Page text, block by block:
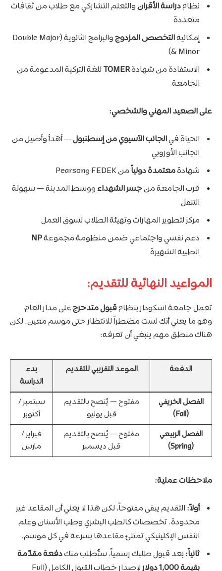
نظامدراسة الأقرانوالتعلم التشاركي مع طلاب من ثقافات
متعددة
إمكانيةالتخصص المزدوج
والبرامج الثانوية (Double Major
& Minor)
الاستفادة من شهادةTOMER للغة التركية المدعومة من
الجامعة
على الصعيد المهني والشخصي:
الحياة فيالجانب الآسيوي من إسطنبول— أهدأ وأصيل من
الجانب الأوروبي
شهادةمعتمدة دولياً من FEDEK وPearson
قرب الجامعة منجسر الشهداء ووسط المدينة — سهولة
التنقل
مركز لتطوير المهارات وتهيئة الطلاب لسوق العمل
دعم نفسي واجتماعي ضمن منظومة مجموعةNP
الطبية الشهيرة
المواعيد النهائية للتقديم:
تعمل جامعة اسكودار بنظامقبول متدحرجعلى مدار العام،
وهو ما يعني أنك لست مضطراً للانتظار حتى موسم معين. لكن
هناك منطق مهم ينبغي أن تعرفه:
الدفعة الموعد التقريبي للتقديم
بدء
الدراسة
الفصل الخريفي
(Fall)
مفتوح — يُنصح بالتقديم
قبل يوليو
سبتمبر /
أكتوبر
الفصل الربيعي
(Spring)
مفتوح — يُنصح بالتقديم
قبل ديسمبر
فبراير /
مارس
ملاحظات عملية:
أولاً: التقديم يبقى مفتوحاً، لكن هذا لا يعني أن المقاعد غير
محدودة. تخصصات كالطب البشري وطب الأسنان وعلم
النفس الإكلينيكي تمتلئ مقاعدها بسرعة في كل موسم.
ثانياً: بعد قبول طلبك رسمياً، ستُطلب منكدفعة مقدّمة
بقيمة 1,000 دولار
لإصدار خطاب القبول الكامل (Full